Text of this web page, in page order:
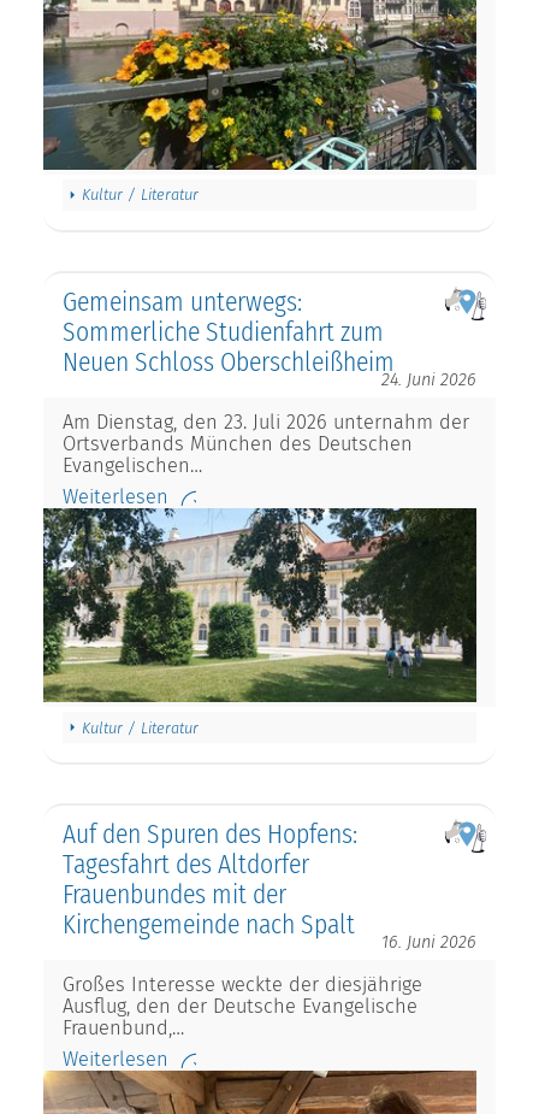
Kultur / Literatur
Gemeinsam unterwegs:
Sommerliche Studienfahrt zum
Neuen Schloss Oberschleißheim
24. Juni 2026
Am Dienstag, den 23. Juli 2026 unternahm der
Ortsverbands München des Deutschen
Evangelischen…
Weiterlesen
Kultur / Literatur
Auf den Spuren des Hopfens:
Tagesfahrt des Altdorfer
Frauenbundes mit der
Kirchengemeinde nach Spalt
16. Juni 2026
Großes Interesse weckte der diesjährige
Ausflug, den der Deutsche Evangelische
Frauenbund,…
Weiterlesen